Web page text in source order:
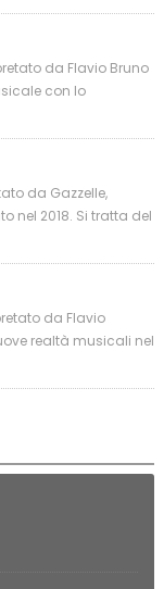
da Flavio Bruno
con lo
da Gazzelle,
nel 2018. Si tratta del
da Flavio
realtà musicali nel